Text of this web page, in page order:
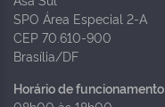
SPO Área Especial 2-A
CEP 70.610-900
Brasília/DF
Horário de funcionamento